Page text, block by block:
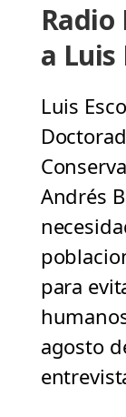
a Luis
Luis
Andrés
para
agosto